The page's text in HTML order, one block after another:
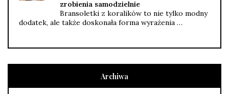
zrobienia samodzielnie
Bransoletki z koralików to nie tylko modny
dodatek, ale także doskonała forma wyrażenia …
Archiwa